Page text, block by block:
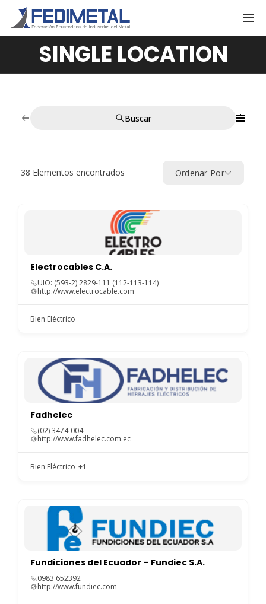
SINGLE LOCATION
Buscar
38 Elementos encontrados Ordenar Por
Electrocables C.A.
UIO: (593-2) 2829-111 (112-113-114)
http://www.electrocable.com
Bien Eléctrico
Fadhelec
(02) 3474-004
http://www.fadhelec.com.ec
Bien Eléctrico +1
Fundiciones del Ecuador – Fundiec S.A.
0983 652392
http://www.fundiec.com